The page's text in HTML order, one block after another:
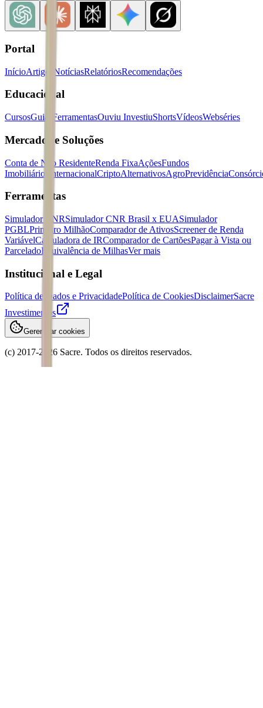
Portal
InícioArtigos NotíciasRelatóriosRecomendações
Educacional
CursosGuias FerramentasOuviu InvestiuShortsVídeosWebséries
Mercados e Soluções
Conta de Não ResidenteRenda FixaAçõesFundos
Imobiliários
InternacionalCriptoAlternativosAgroPrevidência
Ferramentas
Simulador CNRSimulador CNR Brasil x EUASimulador
PGBLPrimeiro MilhãoComparador de AtivosScreener de Renda
VariávelCalculadora de IRComparador de CartõesPagar à Vista ou
ParceladoEquivalência de MilhasVer mais
Institucional e Legal
Política de Dados e PrivacidadePolítica de CookiesDisclaimerSacre
Investimentos
Gerenciar cookies
(c) 2017-2026 Sacre. Todos os direitos reservados.